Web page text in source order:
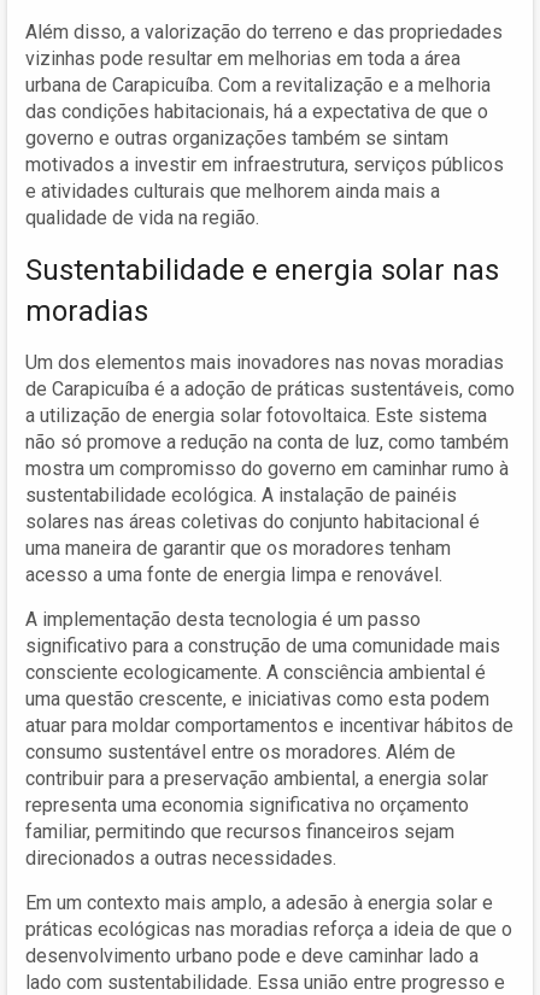
Além disso, a valorização do terreno e das propriedades
vizinhas pode resultar em melhorias em toda a área
urbana de Carapicuíba. Com a revitalização e a melhoria
das condições habitacionais, há a expectativa de que o
governo e outras organizações também se sintam
motivados a investir em infraestrutura, serviços públicos
e atividades culturais que melhorem ainda mais a
qualidade de vida na região.
Sustentabilidade e energia solar nas
moradias
Um dos elementos mais inovadores nas novas moradias
de Carapicuíba é a adoção de práticas sustentáveis, como
a utilização de energia solar fotovoltaica. Este sistema
não só promove a redução na conta de luz, como também
mostra um compromisso do governo em caminhar rumo à
sustentabilidade ecológica. A instalação de painéis
solares nas áreas coletivas do conjunto habitacional é
uma maneira de garantir que os moradores tenham
acesso a uma fonte de energia limpa e renovável.
A implementação desta tecnologia é um passo
significativo para a construção de uma comunidade mais
consciente ecologicamente. A consciência ambiental é
uma questão crescente, e iniciativas como esta podem
atuar para moldar comportamentos e incentivar hábitos de
consumo sustentável entre os moradores. Além de
contribuir para a preservação ambiental, a energia solar
representa uma economia significativa no orçamento
familiar, permitindo que recursos financeiros sejam
direcionados a outras necessidades.
Em um contexto mais amplo, a adesão à energia solar e
práticas ecológicas nas moradias reforça a ideia de que o
desenvolvimento urbano pode e deve caminhar lado a
lado com sustentabilidade. Essa união entre progresso e